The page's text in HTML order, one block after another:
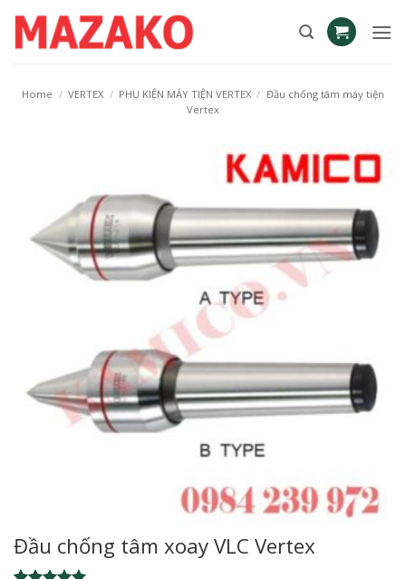
content
Home / VERTEX / PHỤ KIỆN MÁY TIỆN VERTEX / Đầu chống tâm máy tiện
Vertex
Đầu chống tâm xoay VLC Vertex